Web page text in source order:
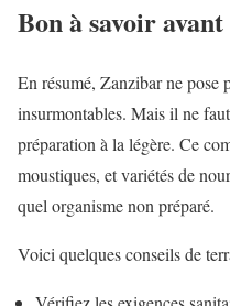
Bon à savoir
En résumé, Zanzibar ne pose
insurmontables. Mais il ne
préparation à la légère. Ce
moustiques, et variétés de
quel organisme non préparé.
Voici quelques conseils de